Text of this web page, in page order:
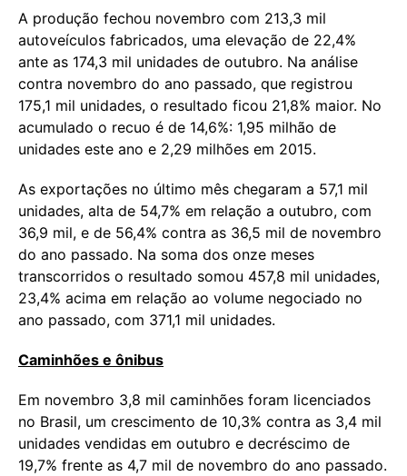
A produção fechou novembro com 213,3 mil
autoveículos fabricados, uma elevação de 22,4%
ante as 174,3 mil unidades de outubro. Na análise
contra novembro do ano passado, que registrou
175,1 mil unidades, o resultado ficou 21,8% maior. No
acumulado o recuo é de 14,6%: 1,95 milhão de
unidades este ano e 2,29 milhões em 2015.
As exportações no último mês chegaram a 57,1 mil
unidades, alta de 54,7% em relação a outubro, com
36,9 mil, e de 56,4% contra as 36,5 mil de novembro
do ano passado. Na soma dos onze meses
transcorridos o resultado somou 457,8 mil unidades,
23,4% acima em relação ao volume negociado no
ano passado, com 371,1 mil unidades.
Caminhões e ônibus
Em novembro 3,8 mil caminhões foram licenciados
no Brasil, um crescimento de 10,3% contra as 3,4 mil
unidades vendidas em outubro e decréscimo de
19,7% frente as 4,7 mil de novembro do ano passado.